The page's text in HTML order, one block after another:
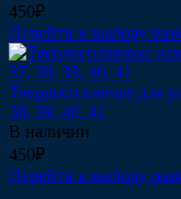
450₽
Перейти к выбору
Твердосплавные для
38, 39, 40, 41
В наличии
450₽
Перейти к выбору